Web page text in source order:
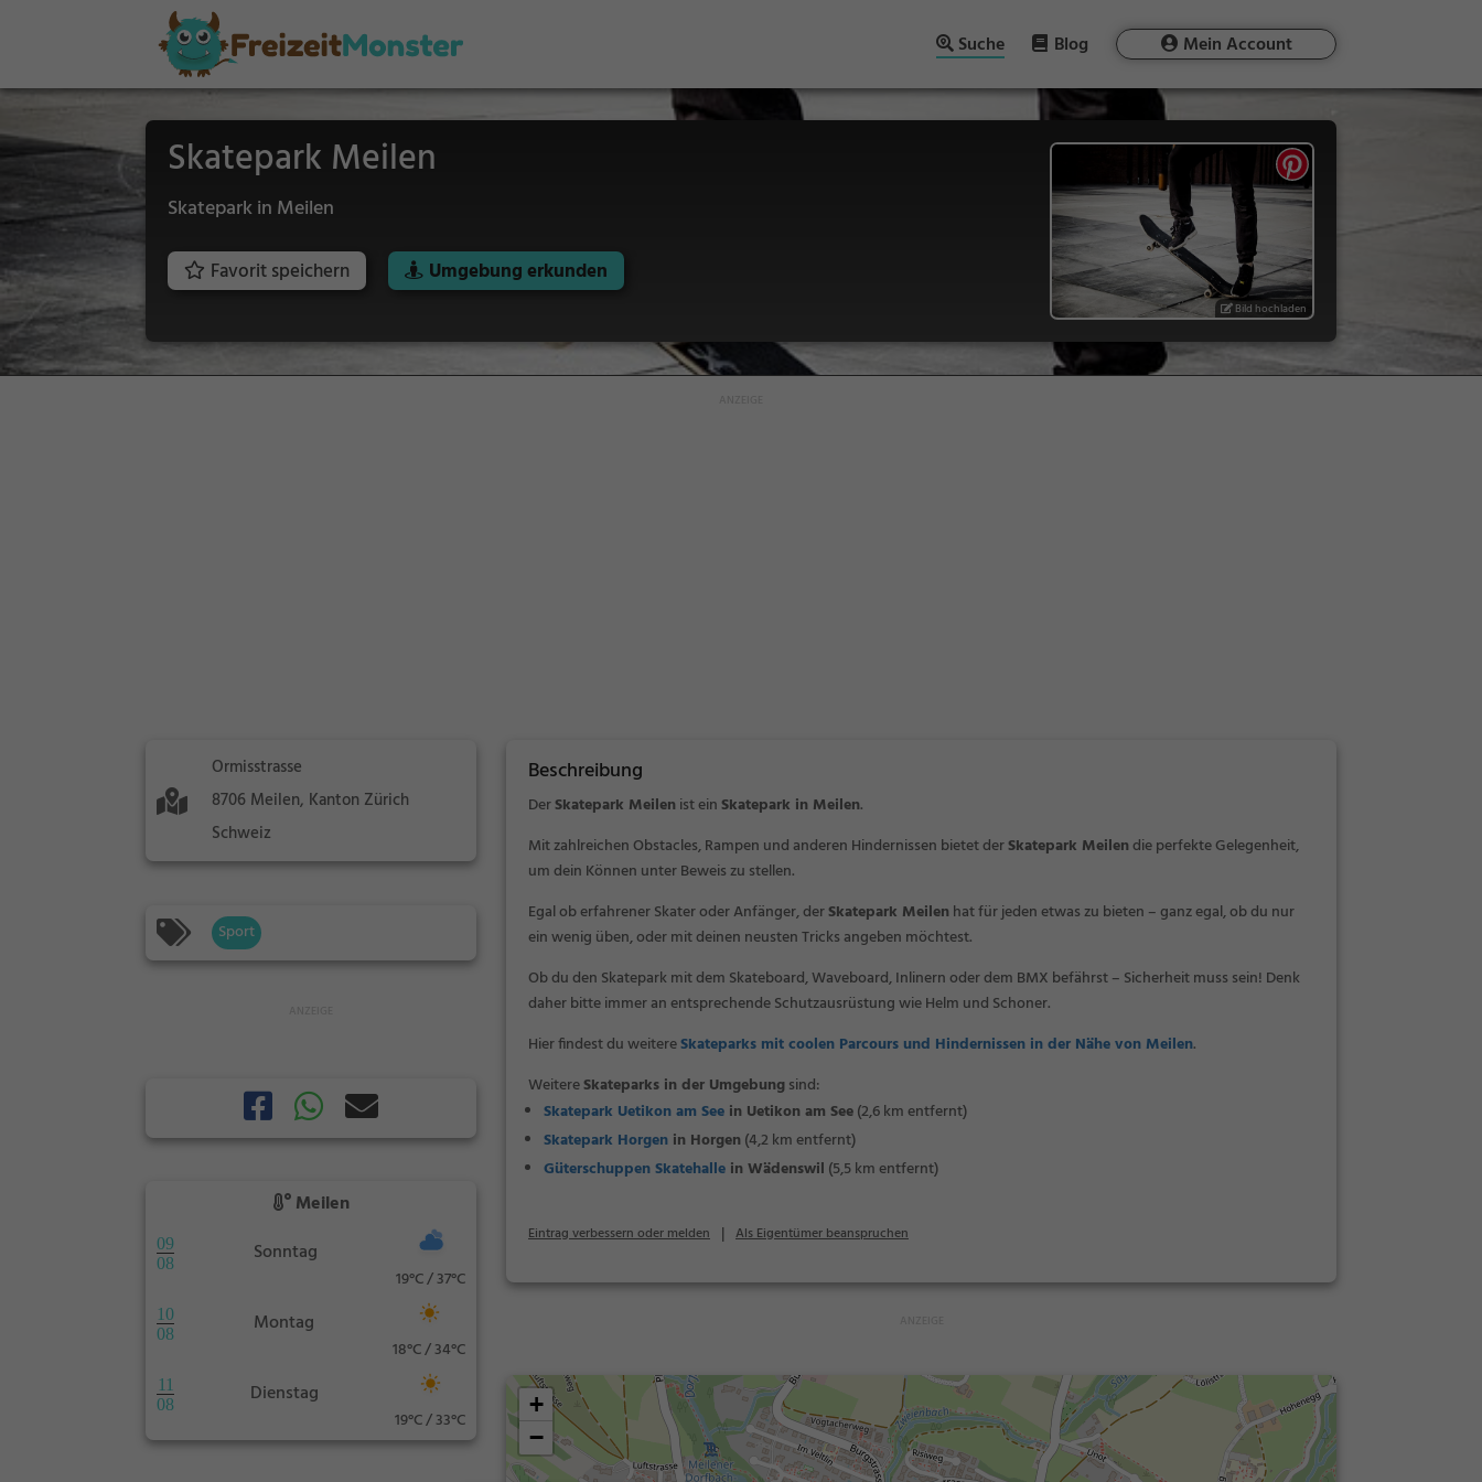
Suche Blog Mein Account
Skatepark Meilen
Skatepark in Meilen
Favorit speichern Umgebung erkunden
Bild hochladen
Ormisstrasse
8706 Meilen, Kanton Zürich
Schweiz
Sport
Meilen
09
08
Sonntag
19°C / 37°C
10
08
Montag
18°C / 34°C
11
08
Dienstag
19°C / 33°C
Beschreibung
DerSkatepark Meilen ist einSkatepark in Meilen.
Mit zahlreichen Obstacles, Rampen und anderen Hindernissen bietet derSkatepark Meilendie perfekte Gelegenheit,
um dein Können unter Beweis zu stellen.
Egal ob erfahrener Skater oder Anfänger, derSkatepark Meilen hat für jeden etwas zu bieten – ganz egal, ob du nur
ein wenig üben, oder mit deinen neusten Tricks angeben möchtest.
Ob du den Skatepark mit dem Skateboard, Waveboard, Inlinern oder dem BMX befährst – Sicherheit muss sein! Denk
daher bitte immer an entsprechende Schutzausrüstung wie Helm und Schoner.
Hier findest du weitereSkateparks mit coolen Parcours und Hindernissen in der Nähe von Meilen.
WeitereSkateparks in der Umgebungsind:
Skatepark Uetikon am See in Uetikon am See(2,6 km entfernt)
Skatepark Horgen in Horgen (4,2 km entfernt)
Güterschuppen Skatehalle in Wädenswil (5,5 km entfernt)
Eintrag verbessern oder melden | Als Eigentümer beanspruchen
+
−